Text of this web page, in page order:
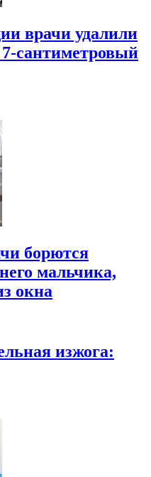
врачи удалили
7-сантиметровый
борются
мальчика,
окна
изжога: